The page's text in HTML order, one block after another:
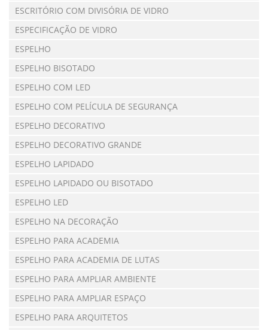
ESCRITÓRIO COM DIVISÓRIA DE VIDRO
ESPECIFICAÇÃO DE VIDRO
ESPELHO
ESPELHO BISOTADO
ESPELHO COM LED
ESPELHO COM PELÍCULA DE SEGURANÇA
ESPELHO DECORATIVO
ESPELHO DECORATIVO GRANDE
ESPELHO LAPIDADO
ESPELHO LAPIDADO OU BISOTADO
ESPELHO LED
ESPELHO NA DECORAÇÃO
ESPELHO PARA ACADEMIA
ESPELHO PARA ACADEMIA DE LUTAS
ESPELHO PARA AMPLIAR AMBIENTE
ESPELHO PARA AMPLIAR ESPAÇO
ESPELHO PARA ARQUITETOS